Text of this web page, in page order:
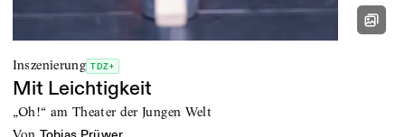
Inszenierung TDZ+
Mit Leichtigkeit
„Oh!“ am Theater der Jungen Welt